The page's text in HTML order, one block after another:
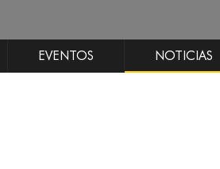
EVENTOS NOTICIAS